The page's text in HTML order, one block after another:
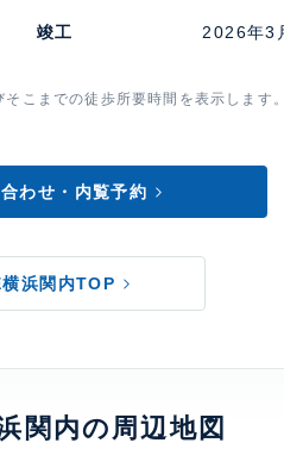
竣工 2026年3
こまでの徒歩所要時間を表示します
わせ・内覧予約
浜関内TOP
関内の周辺地図